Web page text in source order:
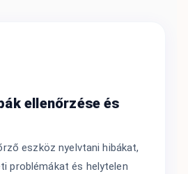
ellenőrzése és
eszköz nyelvtani hibákat,
problémákat és helytelen